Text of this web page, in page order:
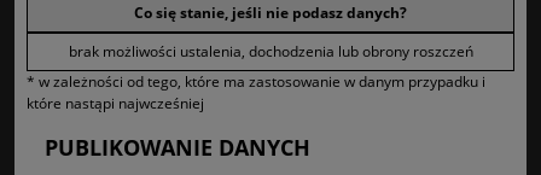
Co się stanie, jeśli nie podasz danych?
brak możliwości ustalenia, dochodzenia lub obrony roszczeń
* w zależności od tego, które ma zastosowanie w danym przypadku i
które nastąpi najwcześniej
PUBLIKOWANIE DANYCH